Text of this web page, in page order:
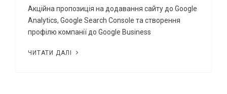
Акційна пропозиція на додавання сайту до Google
Analytics, Google Search Console та створення
профілю компанії до Google Business
ЧИТАТИ ДАЛІ